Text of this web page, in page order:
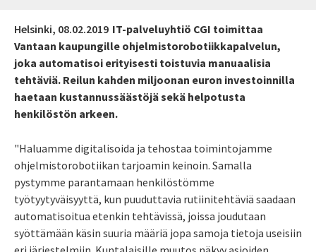
Helsinki, 08.02.2019 IT-palveluyhtiö CGI toimittaa
Vantaan kaupungille ohjelmistorobotiikkapalvelun,
joka automatisoi erityisesti toistuvia manuaalisia
tehtäviä. Reilun kahden miljoonan euron investoinnilla
haetaan kustannussäästöjä sekä helpotusta
henkilöstön arkeen.
"Haluamme digitalisoida ja tehostaa toimintojamme
ohjelmistorobotiikan tarjoamin keinoin. Samalla
pystymme parantamaan henkilöstömme
työtyytyväisyyttä, kun puuduttavia rutiinitehtäviä saadaan
automatisoitua etenkin tehtävissä, joissa joudutaan
syöttämään käsin suuria määriä jopa samoja tietoja useisiin